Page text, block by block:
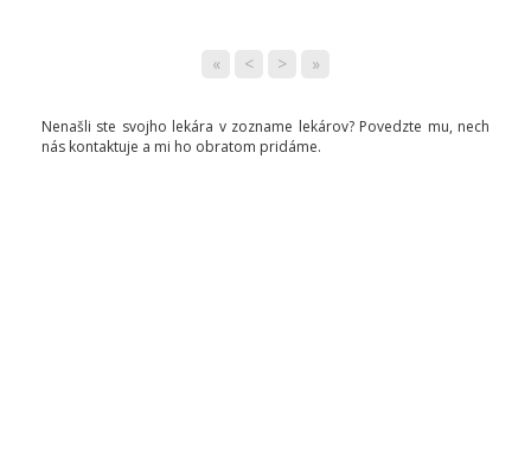
« < > »
Nenašli ste svojho lekára v zozname lekárov? Povedzte mu, nech
nás kontaktuje a mi ho obratom pridáme.